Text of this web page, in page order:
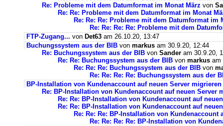
Re: Probleme mit dem Datumformat im Monat März von
Re: Re: Probleme mit dem Datumformat im Monat
Re: Re: Re: Probleme mit dem Datumformat im
Re: Re: Re: Re: Probleme mit dem
FTP-Zugang... von Det63 am 26.10.20, 13:47
Buchungssystem aus der BIB von markus am 30.9.20, 12:44
Re: Buchungssystem aus der BIB von Sander am 30.9.20,
Re: Re: Buchungssystem aus der BIB von markus am
Re: Re: Re: Buchungssystem aus der BIB von
Re: Re: Re: Re: Buchungssystem aus der
BP-Installation von Kundenaccount auf neuen Server migrieren
Re: BP-Installation von Kundenaccount auf neuen Server
Re: Re: BP-Installation von Kundenaccount auf
Re: Re: BP-Installation von Kundenaccount auf
Re: Re: Re: BP-Installation von Kundenaccount
Re: Re: Re: Re: BP-Installation von